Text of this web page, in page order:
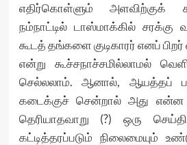
எதிர்கொள்ளும் அளவிற்குக்
நம்நாட்டில் டாஸ்மாக்கில் சரக்கு
கூடத் தங்களை குடிகாரர் எனப்
என்று கூச்சநாச்சமில்லாமல்
செல்லலாம். ஆனால், ஆயத்தப்
கடைக்குச் சென்றால் அது
தெரியாதவாறு (?) ஒரு
கட்டித்தரப்படும் நிலைமையும்